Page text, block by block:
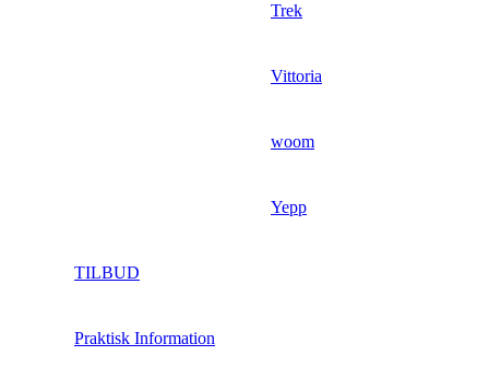
Trek
Vittoria
woom
Yepp
TILBUD
Praktisk Information